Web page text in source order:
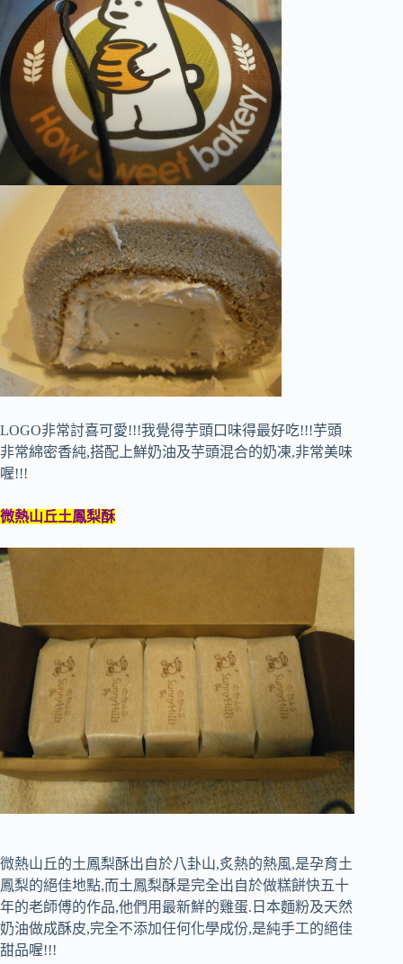
LOGO非常討喜可愛!!!我覺得芋頭口味得最好吃!!!芋頭
非常綿密香純,搭配上鮮奶油及芋頭混合的奶凍,非常美味
喔!!!
微熱山丘土鳳梨酥
微熱山丘的土鳳梨酥出自於八卦山,炙熱的熱風,是孕育土
鳳梨的絕佳地點,而土鳳梨酥是完全出自於做糕餅快五十
年的老師傅的作品,他們用最新鮮的雞蛋.日本麵粉及天然
奶油做成酥皮,完全不添加任何化學成份,是純手工的絕佳
甜品喔!!!